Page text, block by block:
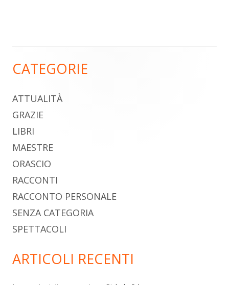
Barra
laterale
principale
CATEGORIE
ATTUALITÀ
GRAZIE
LIBRI
MAESTRE
ORASCIO
RACCONTI
RACCONTO PERSONALE
SENZA CATEGORIA
SPETTACOLI
ARTICOLI RECENTI